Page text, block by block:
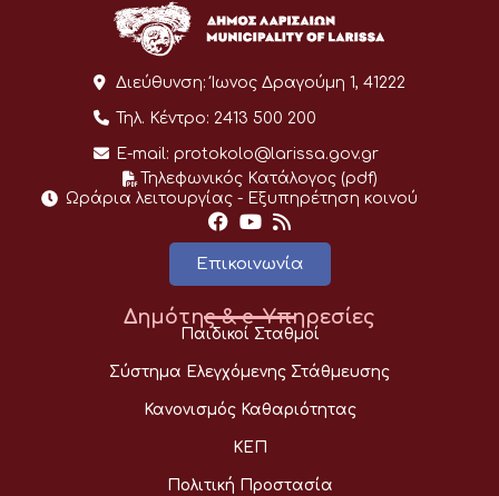
Διεύθυνση: Ίωνος Δραγούμη 1, 41222
Τηλ. Κέντρο: 2413 500 200
E-mail: protokolo@larissa.gov.gr
Τηλεφωνικός Κατάλογος (pdf)
Ωράρια λειτουργίας - Eξυπηρέτηση κοινού
Επικοινωνία
Δημότης & e-Υπηρεσίες
Παιδικοί Σταθμοί
Σύστημα Ελεγχόμενης Στάθμευσης
Κανονισμός Καθαριότητας
ΚΕΠ
Πολιτική Προστασία